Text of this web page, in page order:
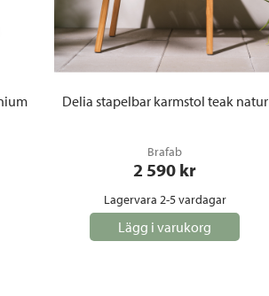
Delia stapelbar karmstol teak natur
Brafab
2 590 kr
Lagervara 2-5 vardagar
Lägg i varukorg